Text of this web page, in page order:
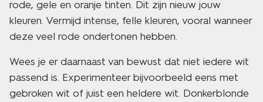
rode, gele en oranje tinten. Dit zijn nieuw jouw
kleuren. Vermijd intense, felle kleuren, vooral wanneer
deze veel rode ondertonen hebben.
Wees je er daarnaast van bewust dat niet iedere wit
passend is. Experimenteer bijvoorbeeld eens met
gebroken wit of juist een heldere wit. Donkerblonde